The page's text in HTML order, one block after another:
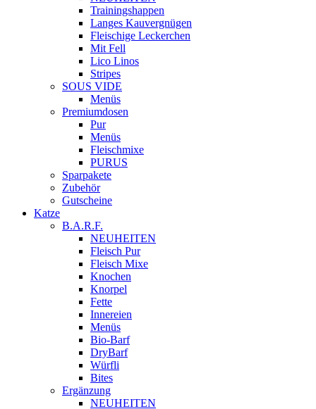
Trainingshappen
Langes Kauvergnügen
Fleischige Leckerchen
Mit Fell
Lico Linos
Stripes
SOUS VIDE
Menüs
Premiumdosen
Pur
Menüs
Fleischmixe
PURUS
Sparpakete
Zubehör
Gutscheine
Katze
B.A.R.F.
NEUHEITEN
Fleisch Pur
Fleisch Mixe
Knochen
Knorpel
Fette
Innereien
Menüs
Bio-Barf
DryBarf
Würfli
Bites
Ergänzung
NEUHEITEN